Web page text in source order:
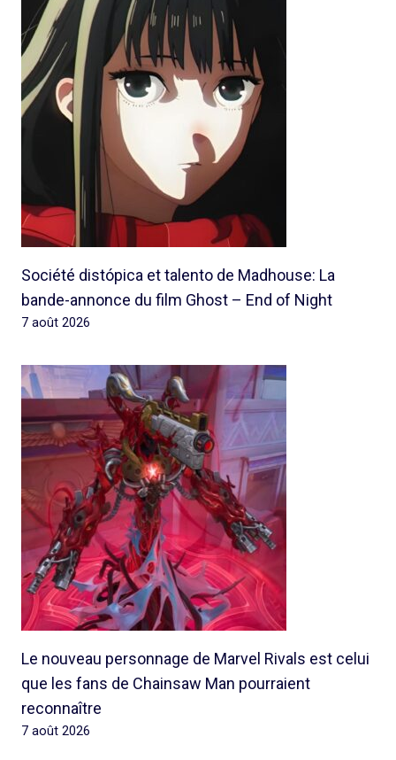
Société distópica et talento de Madhouse: La
bande-annonce du film Ghost – End of Night
7 août 2026
Le nouveau personnage de Marvel Rivals est celui
que les fans de Chainsaw Man pourraient
reconnaître
7 août 2026